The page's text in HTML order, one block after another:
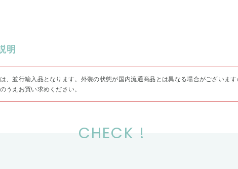
明
、並行輸入品となります。外装の状態が国内流通商品とは異なる場合がございます
うえお買い求めください。
CHECK !